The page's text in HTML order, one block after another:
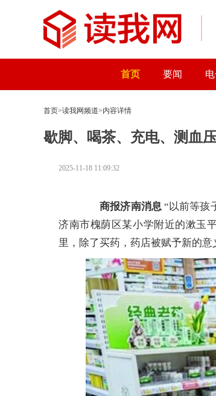
首页 要闻
首页>读我网频道>内容详情
歇脚、喝茶、充电、测血
2025-11-18 11:09:32
商报济南消息“以前等孩
济南市槐荫区某小学附近的漱玉
里，除了买药，药店被赋予新的意